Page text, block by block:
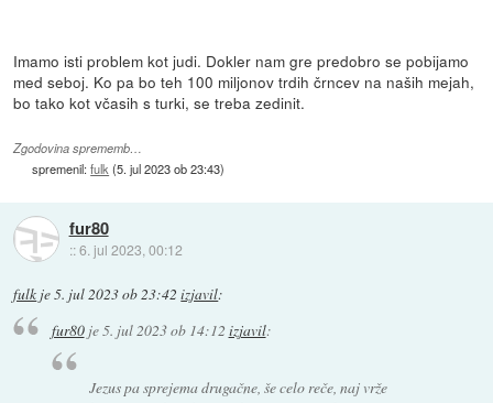
Imamo isti problem kot judi. Dokler nam gre predobro se pobijamo
med seboj. Ko pa bo teh 100 miljonov trdih črncev na naših mejah,
bo tako kot včasih s turki, se treba zedinit.
Zgodovina sprememb…
spremenil:fulk (5. jul 2023 ob 23:43)
fur80
::6. jul 2023, 00:12
fulk je5. jul 2023 ob 23:42 izjavil:
fur80je5. jul 2023 ob 14:12 izjavil:
Jezus pa sprejema drugačne, še celo reče, naj vrže